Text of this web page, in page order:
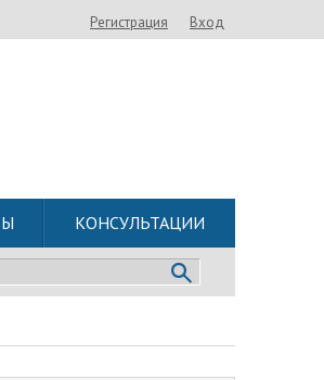
Регистрация Вход
КОНСУЛЬТАЦИИ